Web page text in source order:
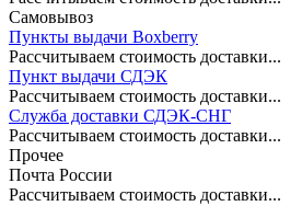
Самовывоз
Пункты выдачи Boxberry
Рассчитываем стоимость доставки...
Пункт выдачи СДЭК
Рассчитываем стоимость доставки...
Служба доставки СДЭК-СНГ
Рассчитываем стоимость доставки...
Прочее
Почта России
Рассчитываем стоимость доставки...